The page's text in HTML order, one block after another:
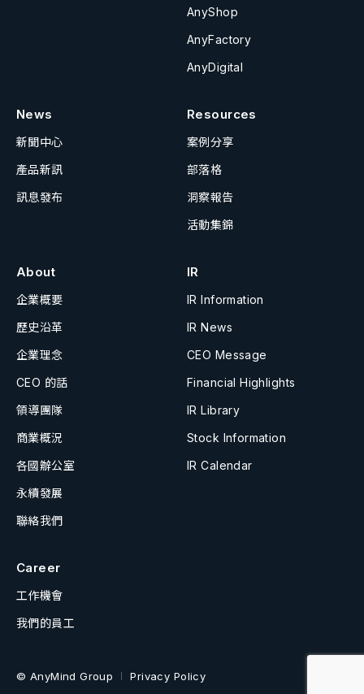
AnyShop
AnyFactory
AnyDigital
News
新聞中心
產品新訊
訊息發布
Resources
案例分享
部落格
洞察報告
活動集錦
About
企業概要
歷史沿革
企業理念
CEO 的話
領導團隊
商業概況
各國辦公室
永續發展
聯絡我們
IR
IR Information
IR News
CEO Message
Financial Highlights
IR Library
Stock Information
IR Calendar
Career
工作機會
我們的員工
© AnyMind Group Privacy Policy